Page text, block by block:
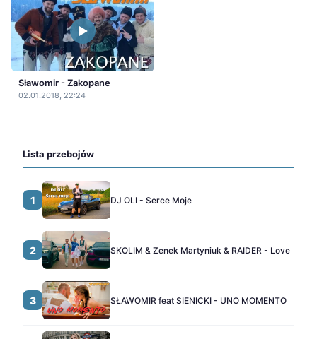
Sławomir - Zakopane
02.01.2018, 22:24
Lista przebojów
1 DJ OLI - Serce Moje
2 SKOLIM & Zenek Martyniuk & RAIDER - Love
3 SŁAWOMIR feat SIENICKI - UNO MOMENTO